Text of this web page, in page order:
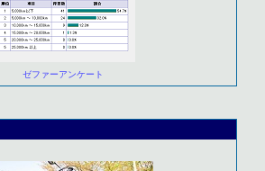
ゼファーアンケート